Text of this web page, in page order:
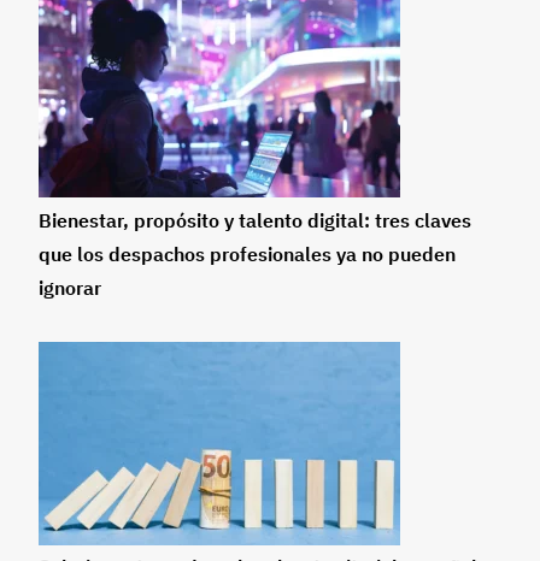
Bienestar, propósito y talento digital: tres claves
que los despachos profesionales ya no pueden
ignorar